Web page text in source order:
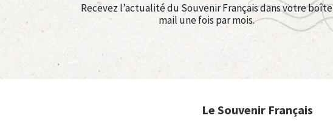
Recevez l’actualité du Souvenir Français dans votre boîte
mail une fois par mois.
Le Souvenir Français